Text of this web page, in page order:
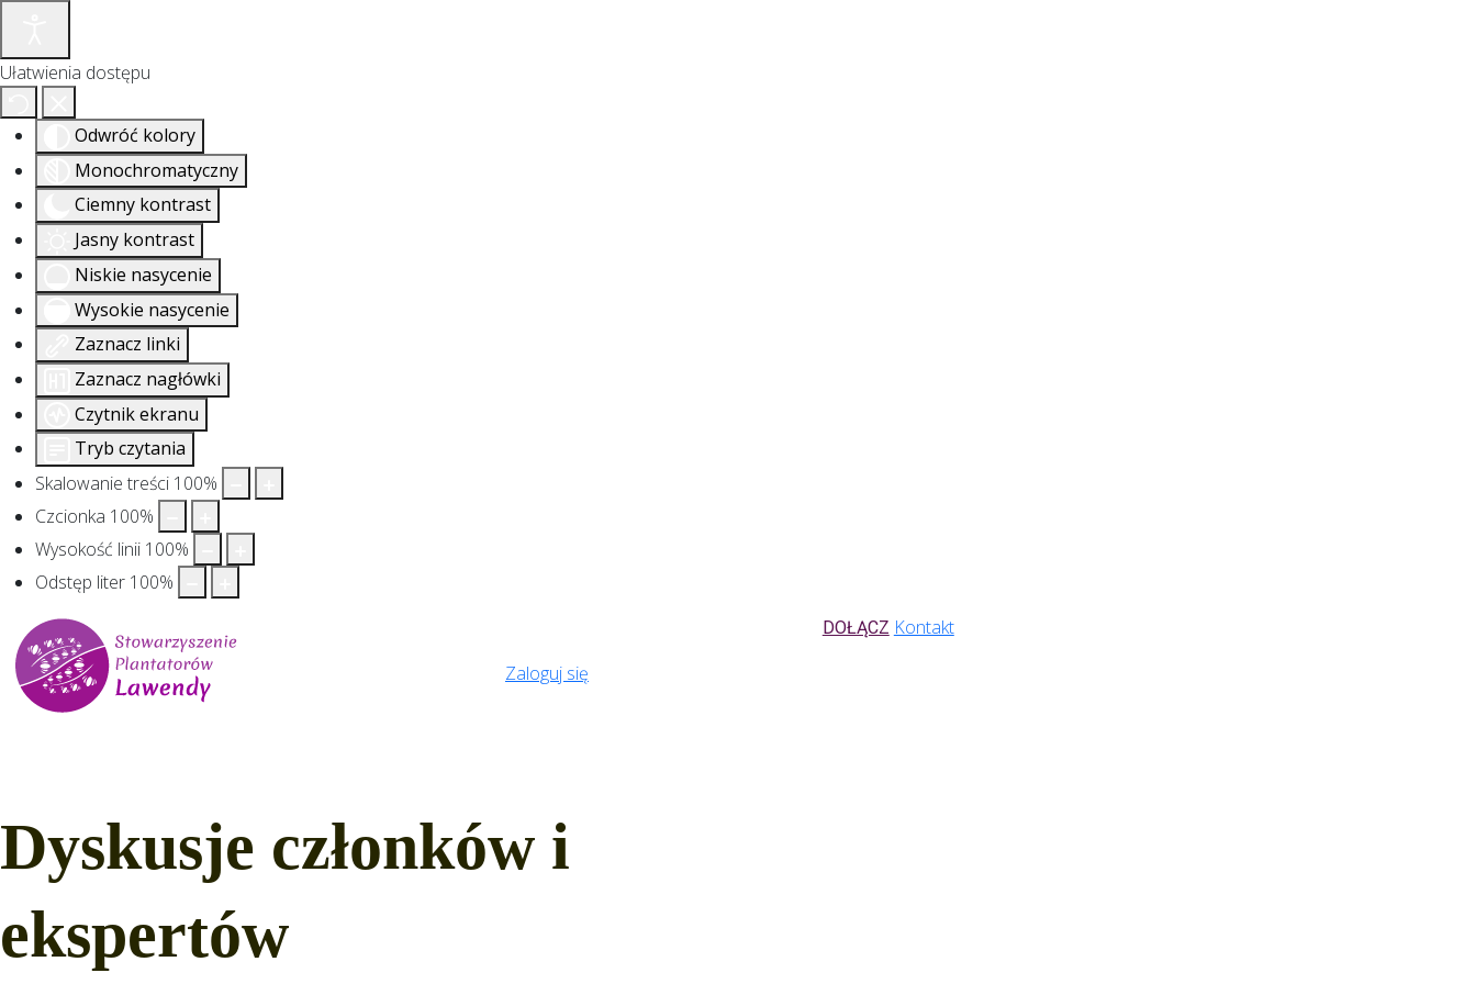
Ułatwienia dostępu
Odwróć kolory
Monochromatyczny
Ciemny kontrast
Jasny kontrast
Niskie nasycenie
Wysokie nasycenie
Zaznacz linki
Zaznacz nagłówki
Czytnik ekranu
Tryb czytania
Skalowanie treści 100%
Czcionka 100%
Wysokość linii 100%
Odstęp liter 100%
DOŁĄCZ Kontakt
Zaloguj się
Dyskusje członków i
ekspertów